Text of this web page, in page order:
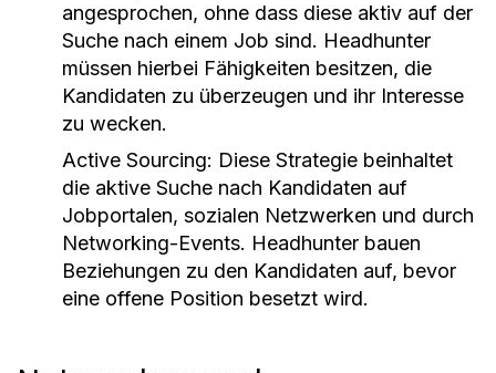
angesprochen, ohne dass diese aktiv auf der
Suche nach einem Job sind. Headhunter
müssen hierbei Fähigkeiten besitzen, die
Kandidaten zu überzeugen und ihr Interesse
zu wecken.
Active Sourcing: Diese Strategie beinhaltet
die aktive Suche nach Kandidaten auf
Jobportalen, sozialen Netzwerken und durch
Networking-Events. Headhunter bauen
Beziehungen zu den Kandidaten auf, bevor
eine offene Position besetzt wird.